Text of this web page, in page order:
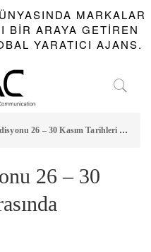
MARKALAR
BIR ARAYA GETIREN
YARATICI AJANS.
26 – 30 Kasım Tarihleri Arasında İstanbul’da!
26 – 30